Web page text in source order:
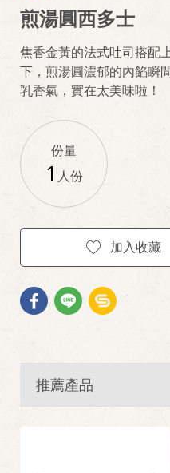
煎湯圓西多士
焦香金黃的法式吐司搭配
下，煎湯圓濃郁的內餡瞬
乳香氣，實在太美味啦！
份量
1 人份
加入收藏
推薦產品